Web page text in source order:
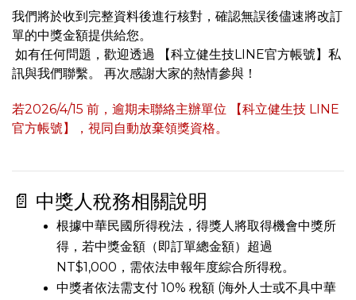
我們將於收到完整資料後進行核對，確認無誤後儘速將改訂
單的中獎金額提供給您。
如有任何問題，歡迎透過 【科立健生技LINE官方帳號】私
訊與我們聯繫。 再次感謝大家的熱情參與！
若2026/4/15 前，逾期未聯絡主辦單位
【科立健生技 LINE
官方帳號】，視同自動放棄領獎資格。
📄 中獎人稅務相關說明
根據中華民國所得稅法，得獎人將取得機會中獎所
得，若中獎金額（即訂單總金額）超過
NT$1,000，需依法申報年度綜合所得稅。
中獎者依法需支付 10% 稅額 (海外人士或不具中華